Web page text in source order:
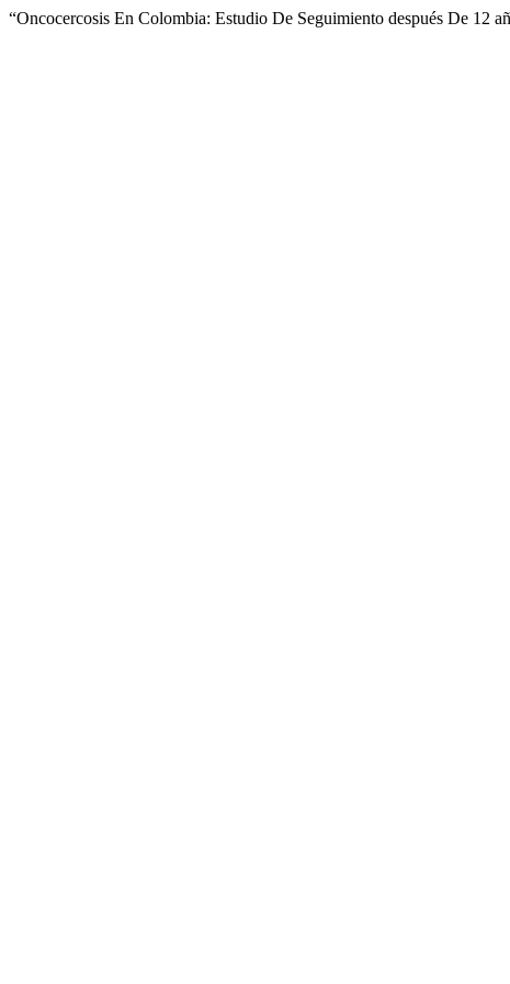
“Oncocercosis En Colombia: Estudio De Seguimiento después De 12